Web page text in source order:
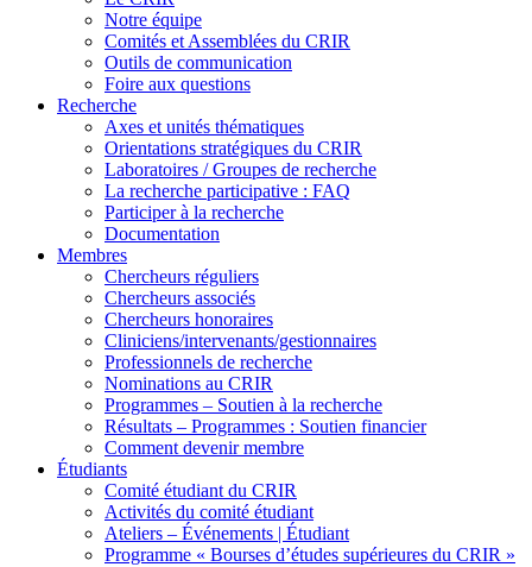
Notre équipe
Comités et Assemblées du CRIR
Outils de communication
Foire aux questions
Recherche
Axes et unités thématiques
Orientations stratégiques du CRIR
Laboratoires / Groupes de recherche
La recherche participative : FAQ
Participer à la recherche
Documentation
Membres
Chercheurs réguliers
Chercheurs associés
Chercheurs honoraires
Cliniciens/intervenants/gestionnaires
Professionnels de recherche
Nominations au CRIR
Programmes – Soutien à la recherche
Résultats – Programmes : Soutien financier
Comment devenir membre
Étudiants
Comité étudiant du CRIR
Activités du comité étudiant
Ateliers – Événements | Étudiant
Programme « Bourses d’études supérieures du CRIR »